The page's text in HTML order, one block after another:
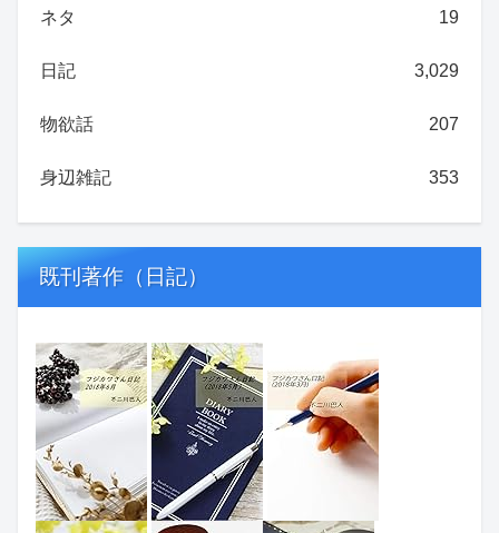
ネタ 19
日記 3,029
物欲話 207
身辺雑記 353
既刊著作（日記）